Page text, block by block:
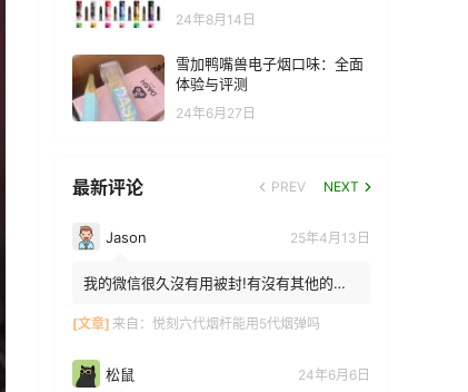
24年8月14日
雪加鸭嘴兽电子烟口味：全面
体验与评测
24年6月27日
最新评论 PREV NEXT
Jason 25年4月13日
我的微信很久沒有用被封!有沒有其他的方
[文章] 来自： 悦刻六代烟杆能用5代烟弹吗
松鼠 24年6月6日